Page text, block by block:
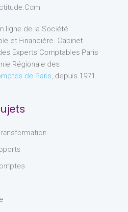
ligne de la Société
et Financière. Cabinet
Experts Comptables Paris
Régionale des
de Paris, depuis 1971.